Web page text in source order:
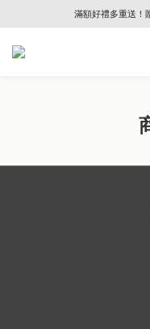
🔥88節專屬奢
滿額好禮多重送！
🔥88節專屬